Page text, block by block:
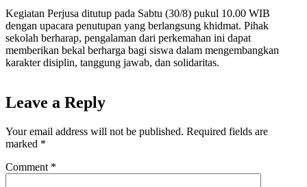
Kegiatan Perjusa ditutup pada Sabtu (30/8) pukul 10.00 WIB
dengan upacara penutupan yang berlangsung khidmat. Pihak
sekolah berharap, pengalaman dari perkemahan ini dapat
memberikan bekal berharga bagi siswa dalam mengembangkan
karakter disiplin, tanggung jawab, dan solidaritas.
Leave a Reply
Your email address will not be published. Required fields are
marked *
Comment *